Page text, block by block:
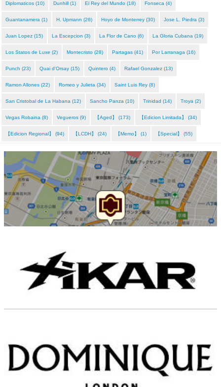
Diplomaticos (10) Dunhill (1) El Rey del Mundo (18) Fonseca (4)
Guantanamera (1) H. Upmann (26) Hoyo de Monterrey (30) Jose L. Piedra (3)
Juan Lopez (15) La Escepcion (3) La Flor de Cano (6) La Gloria Cubana (19)
Los Statos de Luxe (2) Montecristo (28) Partagas (41) Por Larranaga (16)
Punch (23) Quai d'Orsay (15) Quintero (4) Rafael Gonzalez (13)
Ramon Allones (22) Romeo y Julieta (34) Saint Luis Rey (8)
San Cristobal de La Habana (12) Sancho Panza (10) Trinidad (14) Troya (2)
Vegas Robaina (8) Vegueros (9) 【Aged】 (173) 【Edicion Limitada】 (34)
【Edicion Regional】 (94) 【LCDH】 (24) 【Memo】 (1) 【Special】 (55)